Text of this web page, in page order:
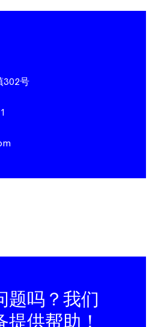
302号
题吗？我们
提供帮助！